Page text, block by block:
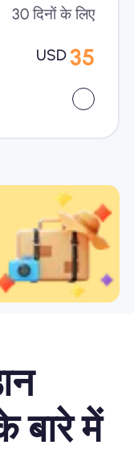
30 दिनों के लिए
USD 35
बारे में